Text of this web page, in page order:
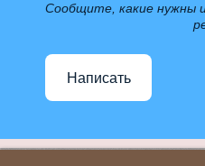
Сообщите, какие нужны
Написать